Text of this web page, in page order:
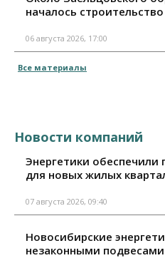
началось
06 августа 2026, 17:00
Все материалы
Новости компаний
Энергетики
для новых жилых
07 августа 2026, 09:40
Новосибирские
незаконными